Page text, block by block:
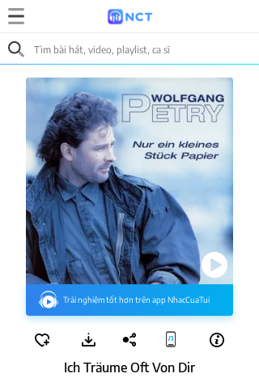
Trải nghiệm tốt hơn trên app NhacCuaTui
Ich Träume Oft Von Dir